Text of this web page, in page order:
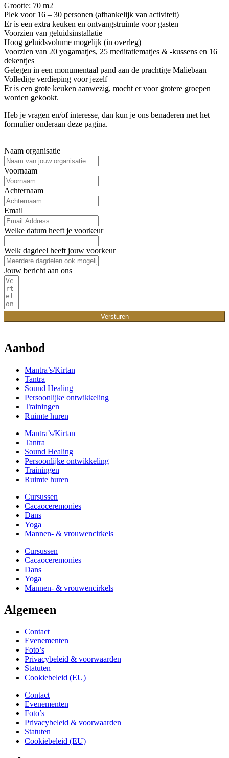
Grootte: 70 m2
Plek voor 16 – 30 personen (afhankelijk van activiteit)
Er is een extra keuken en ontvangstruimte voor gasten
Voorzien van geluidsinstallatie
Hoog geluidsvolume mogelijk (in overleg)
Voorzien van 20 yogamatjes, 25 meditatiematjes & -kussens en 16
dekentjes
Gelegen in een monumentaal pand aan de prachtige Maliebaan
Volledige verdieping voor jezelf
Er is een grote keuken aanwezig, mocht er voor grotere groepen
worden gekookt.
Heb je vragen en/of interesse, dan kun je ons benaderen met het
formulier onderaan deze pagina.
Naam organisatie
Voornaam
Achternaam
Email
Welke datum heeft je voorkeur
Welk dagdeel heeft jouw voorkeur
Jouw bericht aan ons
Versturen
Aanbod
Mantra’s/Kirtan
Tantra
Sound Healing
Persoonlijke ontwikkeling
Trainingen
Ruimte huren
Mantra’s/Kirtan
Tantra
Sound Healing
Persoonlijke ontwikkeling
Trainingen
Ruimte huren
Cursussen
Cacaoceremonies
Dans
Yoga
Mannen- & vrouwencirkels
Cursussen
Cacaoceremonies
Dans
Yoga
Mannen- & vrouwencirkels
Algemeen
Contact
Evenementen
Foto’s
Privacybeleid & voorwaarden
Statuten
Cookiebeleid (EU)
Contact
Evenementen
Foto’s
Privacybeleid & voorwaarden
Statuten
Cookiebeleid (EU)